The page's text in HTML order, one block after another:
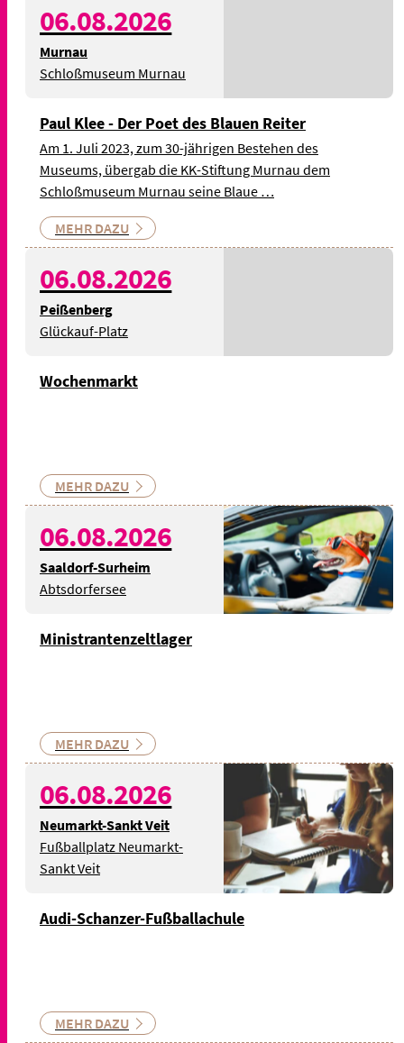
06.08.2026
Murnau
Schloßmuseum Murnau
Paul Klee - Der Poet des Blauen Reiter
Am 1. Juli 2023, zum 30-jährigen Bestehen des
Museums, übergab die KK-Stiftung Murnau dem
Schloßmuseum Murnau seine Blaue …
MEHR DAZU
06.08.2026
Peißenberg
Glückauf-Platz
Wochenmarkt
MEHR DAZU
06.08.2026
Saaldorf-Surheim
Abtsdorfersee
© Bild: damedeeso auf
IStock - Symbolbild
Ministrantenzeltlager
MEHR DAZU
06.08.2026
Neumarkt-Sankt Veit
Fußballplatz Neumarkt-
Sankt Veit
© Bild: StartupStockPhotos
auf Pixabay - Symbolbild
Audi-Schanzer-Fußballachule
MEHR DAZU